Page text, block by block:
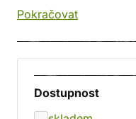
Pokračovat
Dostupnost